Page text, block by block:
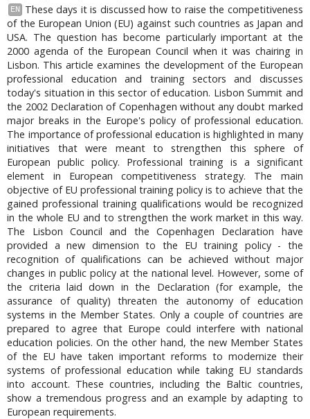
EN
These days it is discussed how to raise the competitiveness
of the European Union (EU) against such countries as Japan and
USA. The question has become particularly important at the
2000 agenda of the European Council when it was chairing in
Lisbon. This article examines the development of the European
professional education and training sectors and discusses
today's situation in this sector of education. Lisbon Summit and
the 2002 Declaration of Copenhagen without any doubt marked
major breaks in the Europe's policy of professional education.
The importance of professional education is highlighted in many
initiatives that were meant to strengthen this sphere of
European public policy. Professional training is a significant
element in European competitiveness strategy. The main
objective of EU professional training policy is to achieve that the
gained professional training qualifications would be recognized
in the whole EU and to strengthen the work market in this way.
The Lisbon Council and the Copenhagen Declaration have
provided a new dimension to the EU training policy - the
recognition of qualifications can be achieved without major
changes in public policy at the national level. However, some of
the criteria laid down in the Declaration (for example, the
assurance of quality) threaten the autonomy of education
systems in the Member States. Only a couple of countries are
prepared to agree that Europe could interfere with national
education policies. On the other hand, the new Member States
of the EU have taken important reforms to modernize their
systems of professional education while taking EU standards
into account. These countries, including the Baltic countries,
show a tremendous progress and an example by adapting to
European requirements.